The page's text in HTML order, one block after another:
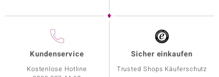
Kundenservice
Kostenlose Hotline
Sicher einkaufen
Trusted Shops Käuferschutz